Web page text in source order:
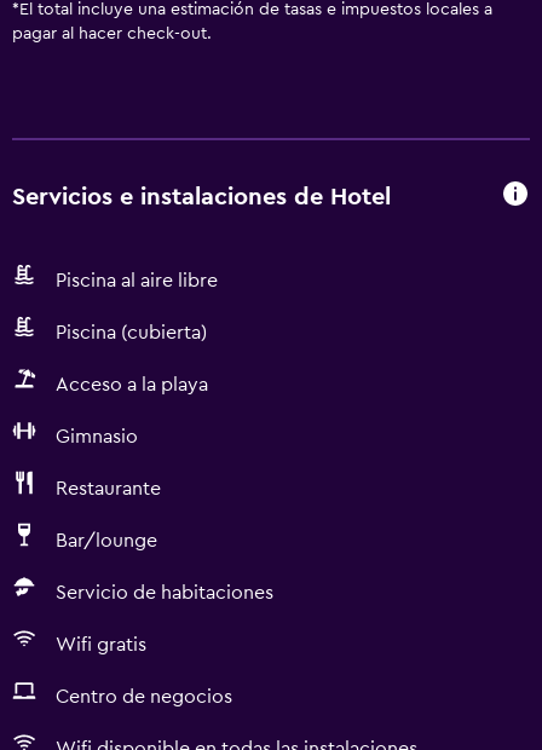
* El total incluye una estimación de tasas e impuestos locales a
pagar al hacer check-out.
Servicios e instalaciones de Hotel
Piscina al aire libre
Piscina (cubierta)
Acceso a la playa
Gimnasio
Restaurante
Bar/lounge
Servicio de habitaciones
Wifi gratis
Centro de negocios